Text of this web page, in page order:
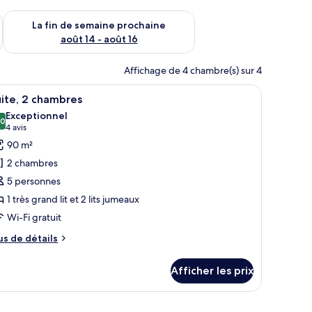
semaine août 7 - août 9
La fin de semaine prochaine
août 14 - août 16
Vérifier la disponibilité pour la fin de semaine prochaine août
Affichage de 4 chambre(s) sur 4
l’extérieur.
grand lit, une télévision, une petite table avec une lampe et une vue sur
:
Un salon moderne avec un téléviseur à
14 2 chambres
sur 10
Exceptionnel
4 avis
(4 avis)
90 m²
2 chambres
5 personnes
1 très grand lit et 2 lits jumeaux
Wi-Fi gratuit
de détails
Afficher les prix